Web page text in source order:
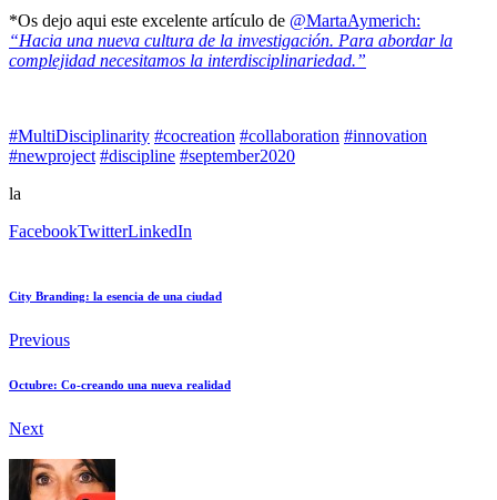
*Os dejo aqui este excelente artículo de @MartaAymerich:
“Hacia una nueva cultura de la investigación. Para abordar la
complejidad necesitamos la interdisciplinariedad.”
#MultiDisciplinarity #cocreation #collaboration #innovation
#newproject #discipline #september2020
la
FacebookTwitterLinkedIn
City Branding: la esencia de una ciudad
Previous
Octubre: Co-creando una nueva realidad
Next